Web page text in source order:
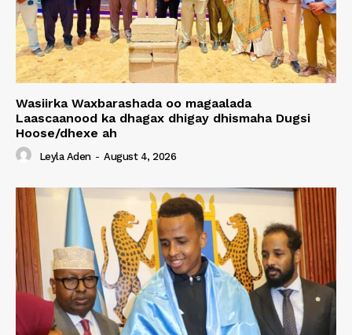
Wasiirka Waxbarashada oo magaalada
Laascaanood ka dhagax dhigay dhismaha Dugsi
Hoose/dhexe ah
Leyla Aden - August 4, 2026